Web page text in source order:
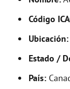
Código
Ubicación:
Estado /
País: